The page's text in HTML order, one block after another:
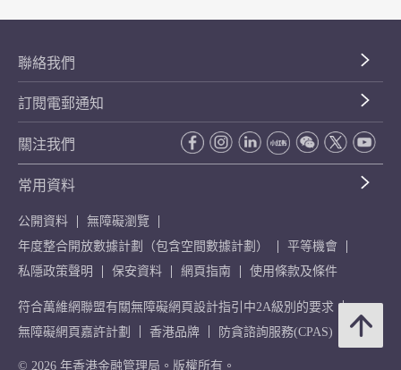
聯絡我們
訂閱電郵通知
關注我們
常用資料
公開資料
無障礙瀏覽
年度整合開放數據計劃（包含空間數據計劃）
平等機會
私隱政策聲明
保安資料 網頁指南 使用條款及條件
符合萬維網聯盟有關無障礙網頁設計指引中2A級別的要求
無障礙網頁嘉許計劃
香港品牌 防貪諮詢服務(CPAS)
© 2026 年香港金融管理局。版權所有。